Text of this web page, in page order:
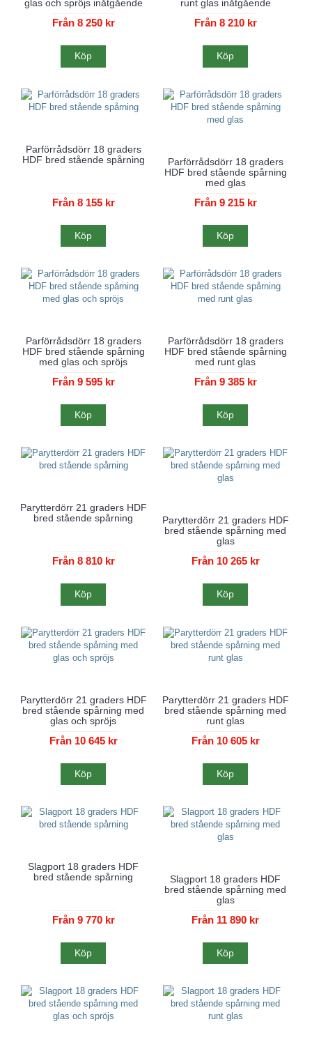
glas och spröjs inåtgående
Från 8 250 kr
Köp
runt glas inåtgående
Från 8 210 kr
Köp
Parförrådsdörr 18 graders
HDF bred stående spårning
Från 8 155 kr
Köp
Parförrådsdörr 18 graders
HDF bred stående spårning
med glas
Från 9 215 kr
Köp
Parförrådsdörr 18 graders
HDF bred stående spårning
med glas och spröjs
Från 9 595 kr
Köp
Parförrådsdörr 18 graders
HDF bred stående spårning
med runt glas
Från 9 385 kr
Köp
Parytterdörr 21 graders HDF
bred stående spårning
Från 8 810 kr
Köp
Parytterdörr 21 graders HDF
bred stående spårning med
glas
Från 10 265 kr
Köp
Parytterdörr 21 graders HDF
bred stående spårning med
glas och spröjs
Från 10 645 kr
Köp
Parytterdörr 21 graders HDF
bred stående spårning med
runt glas
Från 10 605 kr
Köp
Slagport 18 graders HDF
bred stående spårning
Från 9 770 kr
Köp
Slagport 18 graders HDF
bred stående spårning med
glas
Från 11 890 kr
Köp